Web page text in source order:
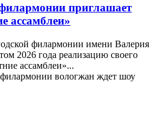
приглашает
ассамблеи»
филармонии имени Валерия
2026 года реализацию своего
ассамблеи»...